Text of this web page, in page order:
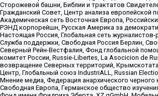
Сторожевой башни, Библии и трактатов
Гражданский Совет, Центр анализа европейской
Академическая сеть Восточная Европа,
РЭНД корпорейшн, Русская Америка за
Настоящая Россия, Глобальная сеть журналистов-
Служба поддержки, Свободная Россия Берлин,
Северный Рейн-Вестфалия, Фонд глобальной
комитет России, Russie-Libertes, La Asocicion de
возвращение Северных территорий,
Центр, Глобальный союз IndustriALL, Russian
Мнение медиа, Федерация анархического черного
Свободная Европа, Германское общество